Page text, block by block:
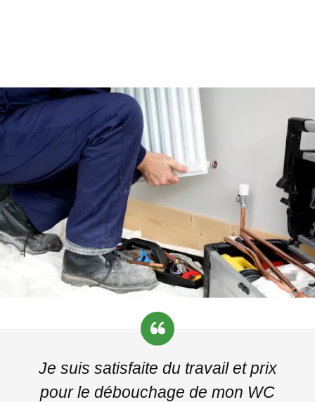
Je suis satisfaite du travail et prix
pour le débouchage de mon WC